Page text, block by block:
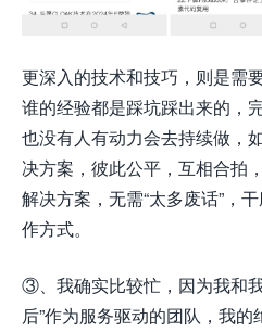
更深入的技术和技巧，则是需
谁的经验都是踩坑踩出来的，
也没有人有动力会去持续做，
决方案，彼此公平，互相合拍
解决方案，无需“太多废话”，
作方式。
③、我确实比较忙，因为我和
后”作为服务驱动的团队，我